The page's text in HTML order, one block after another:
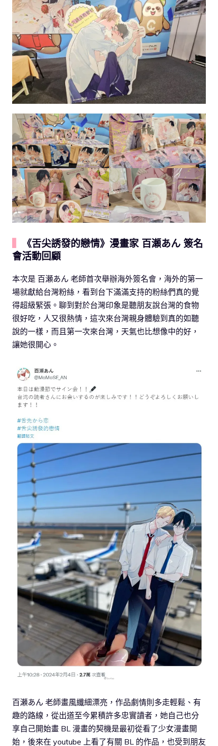
《舌尖誘發的戀情》漫畫家 百瀬あん 簽名
會活動回顧
本次是 百瀬あん 老師首次舉辦海外簽名會，海外的第一
場就獻給台灣粉絲，看到台下滿滿支持的粉絲們真的覺
得超級緊張。聊到對於台灣印象是聽朋友說台灣的食物
很好吃，人又很熱情，這次來台灣親身體驗到真的如聽
說的一樣，而且第一次來台灣，天氣也比想像中的好，
讓她很開心。
百瀬あん 老師畫風纖細漂亮，作品劇情則多走輕鬆、有
趣的路線，從出道至今累積許多忠實讀者，她自己也分
享自己開始畫 BL 漫畫的契機是最初從看了少女漫畫開
始，後來在 youtube 上看了有關 BL 的作品，也受到朋友